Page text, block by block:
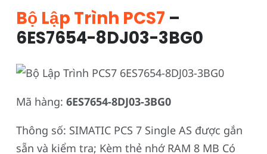
Bộ Lập Trình PCS7 –
6ES7654-8DJ03-3BG0
Mã hàng: 6ES7654-8DJ03-3BG0
Thông số: SIMATIC PCS 7 Single AS được gắn
sẵn và kiểm tra; Kèm thẻ nhớ RAM 8 MB Có